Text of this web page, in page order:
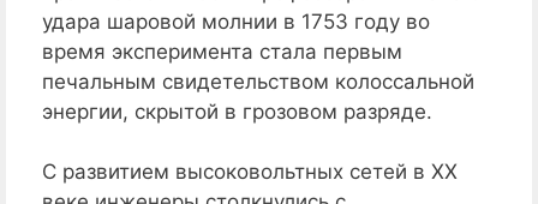
удара шаровой молнии в 1753 году во
время эксперимента стала первым
печальным свидетельством колоссальной
энергии, скрытой в грозовом разряде.
С развитием высоковольтных сетей в XX